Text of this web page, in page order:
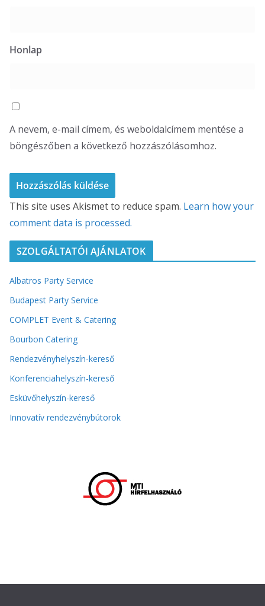
Honlap
A nevem, e-mail címem, és weboldalcímem mentése a
böngészőben a következő hozzászólásomhoz.
This site uses Akismet to reduce spam. Learn how your
comment data is processed.
SZOLGÁLTATÓI AJÁNLATOK
Albatros Party Service
Budapest Party Service
COMPLET Event & Catering
Bourbon Catering
Rendezvényhelyszín-kereső
Konferenciahelyszín-kereső
Esküvőhelyszín-kereső
Innovatív rendezvénybútorok